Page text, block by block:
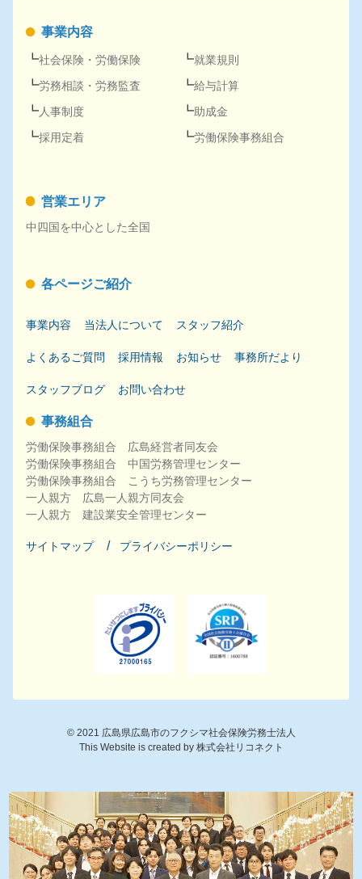
事業内容
社会保険 ・ 労働保険
労務相談・ 労務監査
人事制度
採用定着
就業規則
給与計算
助成金
労働保険事務組合
営業エリア
中四国を中心とした全国
各ページご紹介
事業内容 当法人について スタッフ紹介
よくあるご質問 採用情報 お知らせ 事務所だより
スタッフブログ お問い合わせ
事務組合
労働保険事務組合 広島経営者同友会
労働保険事務組合 中国労務管理センター
労働保険事務組合 こうち労務管理センター
一人親方 広島一人親方同友会
一人親方 建設業安全管理センター
サイトマップ プライバシーポリシー
© 2021 広島県広島市のフクシマ社会保険労務士法人
This Website is created by 株式会社リコネクト